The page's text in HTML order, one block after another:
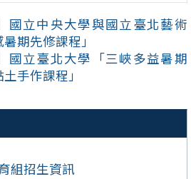
組招生資訊
國立中央大學與國立臺北藝術
期先修課程」
國立臺北大學「三峽多益暑期
手作課程」